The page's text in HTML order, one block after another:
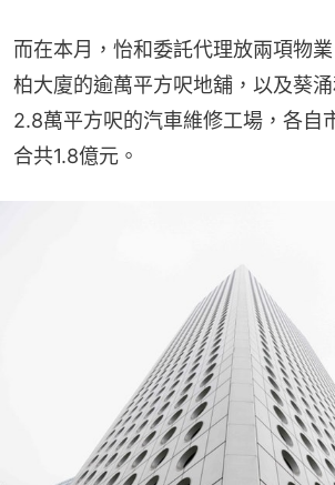
而在本月，怡和委託代理放兩項物
柏大廈的逾萬平方呎地舖，以及葵
2.8萬平方呎的汽車維修工場，各自
合共1.8億元。